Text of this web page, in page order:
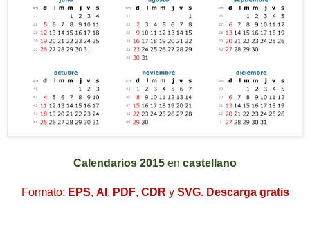
Calendarios 2015 en castellano
Formato: EPS, AI , PDF, CDR y SVG. Descarga gratis